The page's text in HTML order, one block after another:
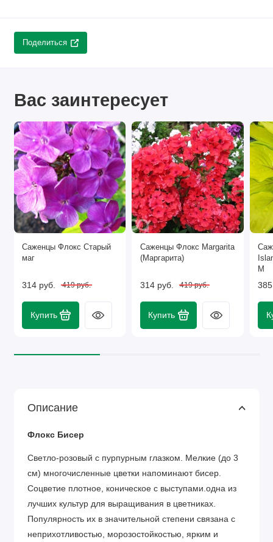
Поделиться
Вас заинтересует
Саженцы Флокс Старый
маг
314 руб. 419 руб.
Купить
Саженцы Флокс Margarita
(Маргарита)
314 руб. 419 руб.
Купить
М
Описание
Флокс Бисер
Светло-розовый с пурпурным глазком. Мелкие (до 3
см) многочисленные цветки напоминают бисер.
Соцветие плотное, коническое с выступами.одна из
лучших культур для выращивания в цветниках.
Популярность их в значительной степени связана с
неприхотливостью, морозостойкостью, ярким и